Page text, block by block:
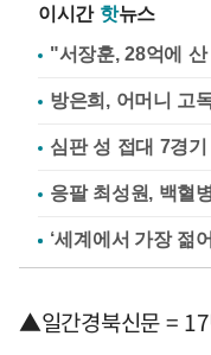
이시간 핫뉴스
"서장훈, 28억에
방은희, 어머니 고
심판 성 접대 7경
응팔 최성원, 백혈
▲일간경북신문 =